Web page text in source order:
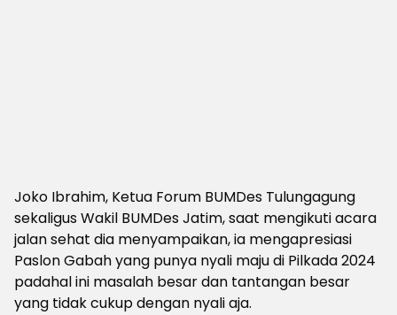
Joko Ibrahim, Ketua Forum BUMDes Tulungagung
sekaligus Wakil BUMDes Jatim, saat mengikuti acara
jalan sehat dia menyampaikan, ia mengapresiasi
Paslon Gabah yang punya nyali maju di Pilkada 2024
padahal ini masalah besar dan tantangan besar
yang tidak cukup dengan nyali aja.